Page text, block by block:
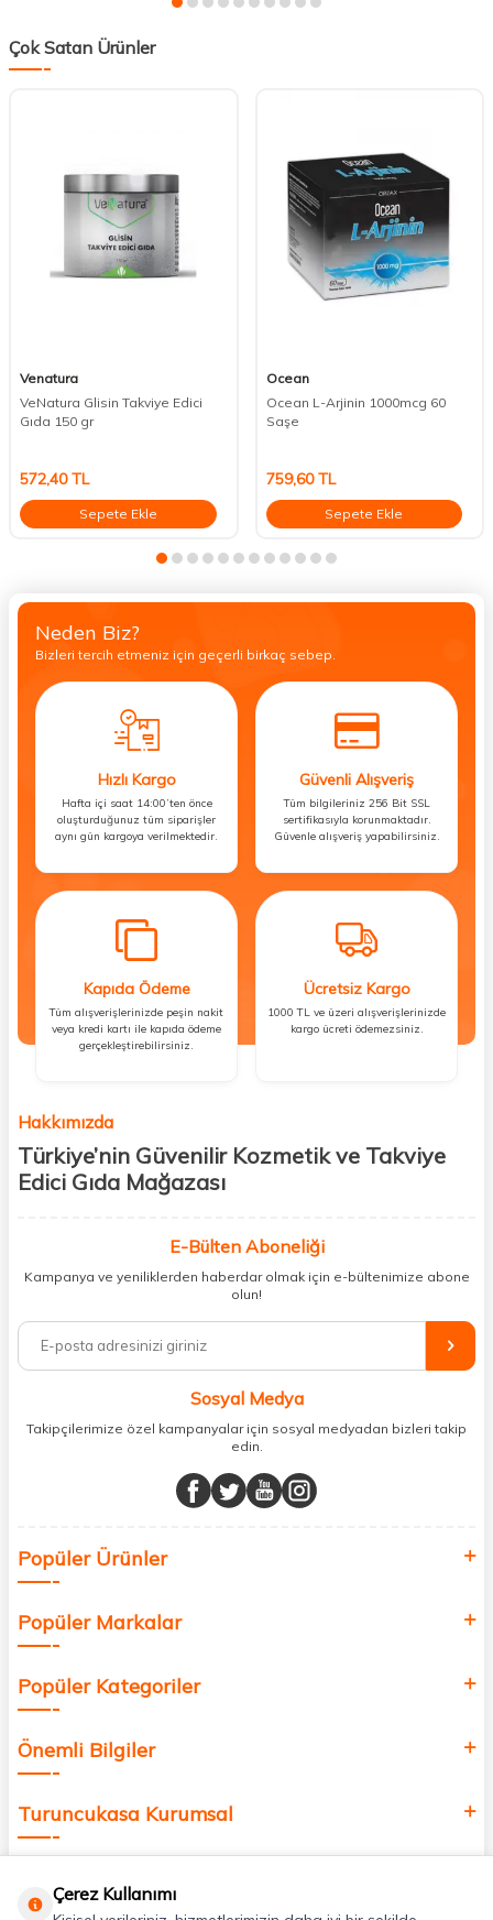
Çok Satan Ürünler
Venatura
VeNatura Glisin Takviye Edici
Gıda 150 gr
572,40TL
Sepete Ekle
Ocean
Ocean L-Arjinin 1000mcg 60
Saşe
759,60TL
Sepete Ekle
Neden Biz?
Bizleri tercih etmeniz için geçerli birkaç sebep.
Hızlı Kargo
Hafta içi saat 14:00’ten önce
oluşturduğunuz tüm siparişler
aynı gün kargoya verilmektedir.
Güvenli Alışveriş
Tüm bilgileriniz 256 Bit SSL
sertifikasıyla korunmaktadır.
Güvenle alışveriş yapabilirsiniz.
Kapıda Ödeme
Tüm alışverişlerinizde peşin nakit
veya kredi kartı ile kapıda ödeme
gerçekleştirebilirsiniz.
Ücretsiz Kargo
1000 TL ve üzeri alışverişlerinizde
kargo ücreti ödemezsiniz.
Hakkımızda
Türkiye’nin Güvenilir Kozmetik ve Takviye
Edici Gıda Mağazası
kişisel bakım hem de takviye edici gıda ürünlerini sizlerle
buluşturuyoruz. Artık mağaza mağaza dolaşmanıza gerek yok;
ihtiyacınız olan her şeyi tek bir çatı altında topluyor ve kapınıza kadar
%100 orijinal kozmetik ve sağlık ürünleriyle güzelliğinizi tamamlayabilir,
vücudunuzu desteklemek için güvenilir takviye edici gıdalara
minerallere kadar binlerce ürünü uygun fiyat ve hızlı kargo avantajıyla
sunuyoruz.
buluşturuyor ve online alışveriş deneyiminizi en iyi hale getiriyoruz.
Sağlık, güzellik ve iyi yaşam için aradığınız her şey burada!
değer katmak için bize katılın!
E-Bülten Aboneliği
Kampanya ve yeniliklerden haberdar olmak için e-bültenimize abone
olun!
Sosyal Medya
Takipçilerimize özel kampanyalar için sosyal medyadan bizleri takip
edin.
Popüler Ürünler
Popüler Markalar
Popüler Kategoriler
Önemli Bilgiler
Turuncukasa Kurumsal
Çerez Kullanımı